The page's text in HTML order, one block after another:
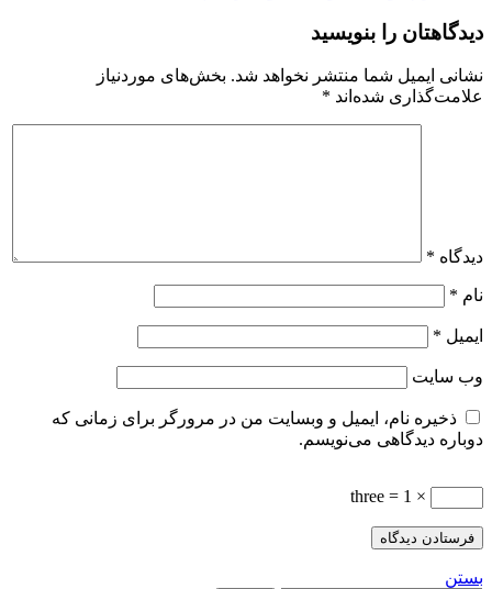
دیدگاهتان را بنویسید
نشانی ایمیل شما منتشر نخواهد شد. بخش‌های موردنیاز
علامت‌گذاری شده‌اند *
دیدگاه *
نام *
ایمیل *
وب‌ سایت
ذخیره نام، ایمیل و وبسایت من در مرورگر برای زمانی که
دوباره دیدگاهی می‌نویسم.
× 1 = three
بستن